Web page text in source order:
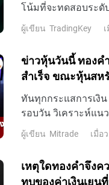
โน้มที่จะทดสอบระดั
สิงหาคม ตามเวลาตะ
ผู้เขียน TradingKey
ข่าวหุ้นวันนี้ ทองค
สำเร็จ ขณะหุ้นสห
ทันทุกกระแสการเงิ
รอบวัน วิเคราะห์แน
ล่าสุดที่นี่
ผู้เขียน Mitrade เมื่อ
เหตุใดทองคำจึงค
ทบของค่าเงินเยน